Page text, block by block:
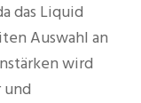
das Liquid
Auswahl an
wird